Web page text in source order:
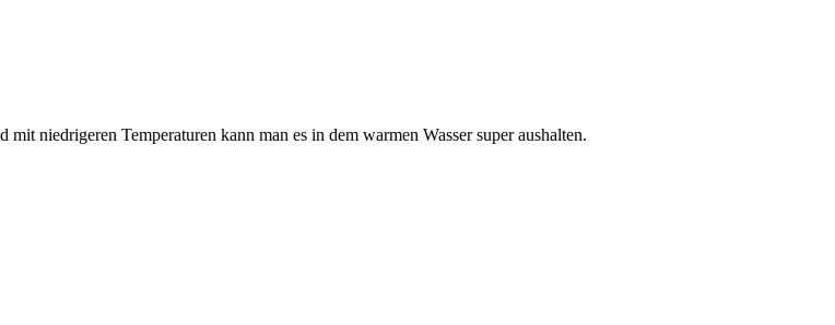
niedrigeren Temperaturen kann man es in dem warmen Wasser super aushalten.